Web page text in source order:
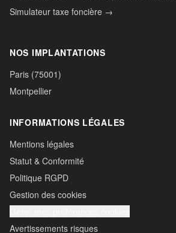
Simulateur taxe foncière →
NOS IMPLANTATIONS
Paris (75001)
Montpellier
INFORMATIONS LÉGALES
Mentions légales
Statut & Conformité
Politique RGPD
Gestion des cookies
Avertissements risques